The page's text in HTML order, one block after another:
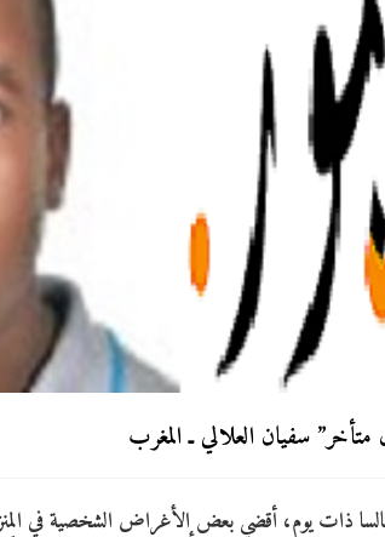
سفيان العلالي ـ المغرب
ذات يوم، أقضي بعض الأغراض الشخصية في